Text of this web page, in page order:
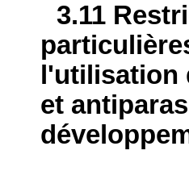
3.11
l'utilisation
et